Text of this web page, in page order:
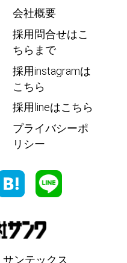
会社概要
採用問合せはこ
ちらまで
採用instagramは
こちら
採用lineはこちら
プライバシーポ
リシー
ンテックス